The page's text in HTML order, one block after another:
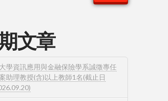
文章
學資訊應用與金融保險學系誠徵專任
助理教授(含)以上教師1名(截止日